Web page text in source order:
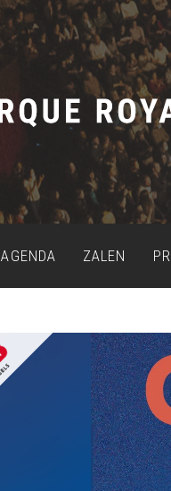
AGENDA ZALEN